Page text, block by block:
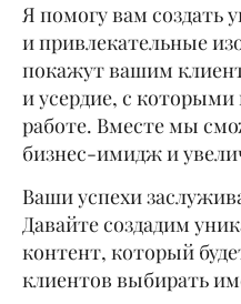
Я помогу вам создать
и привлекательные
покажут вашим
и усердие, с которыми
работе. Вместе мы
бизнес-имидж и
Ваши успехи
Давайте создадим
контент, который
клиентов выбирать